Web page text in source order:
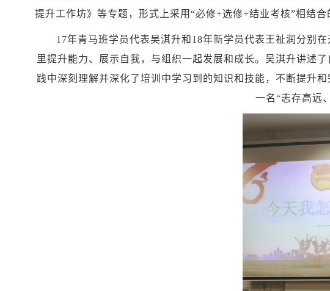
提升工作坊》等专题，形式上采用“必修+选修+结业考核”相结
17年青马班学员代表吴淇升和18年新学员代表王祉润分别
里提升能力、展示自我，与组织一起发展和成长。吴淇升讲述
践中深刻理解并深化了培训中学习到的知识和技能，不断提升
一名“志存高远